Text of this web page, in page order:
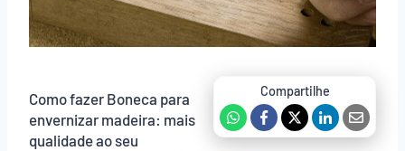
Como fazer Boneca para
envernizar madeira: mais
qualidade ao seu